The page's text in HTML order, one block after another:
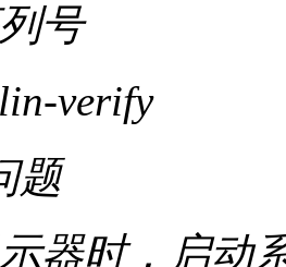
号
verify
题
器时，启动